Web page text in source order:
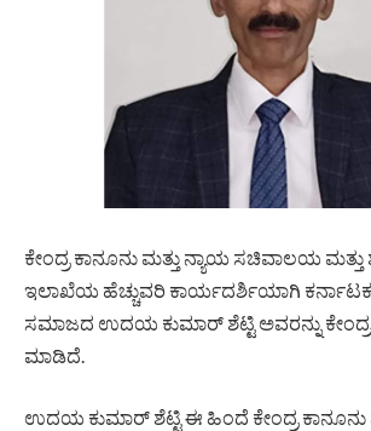
ಕೇಂದ್ರ ಕಾನೂನು ಮತ್ತು ನ್ಯಾಯ ಸಚಿವಾಲಯ ಮತ್ತು
ಇಲಾಖೆಯ ಹೆಚ್ಚುವರಿ ಕಾರ್ಯದರ್ಶಿಯಾಗಿ
ಸಮಾಜದ ಉದಯ ಕುಮಾರ್ ಶೆಟ್ಟಿ ಅವರನ್ನು
ಮಾಡಿದೆ.
ಉದಯ ಕುಮಾರ್ ಶೆಟ್ಟಿ ಈ ಹಿಂದೆ ಕೇಂದ್ರ ಕಾನೂನು